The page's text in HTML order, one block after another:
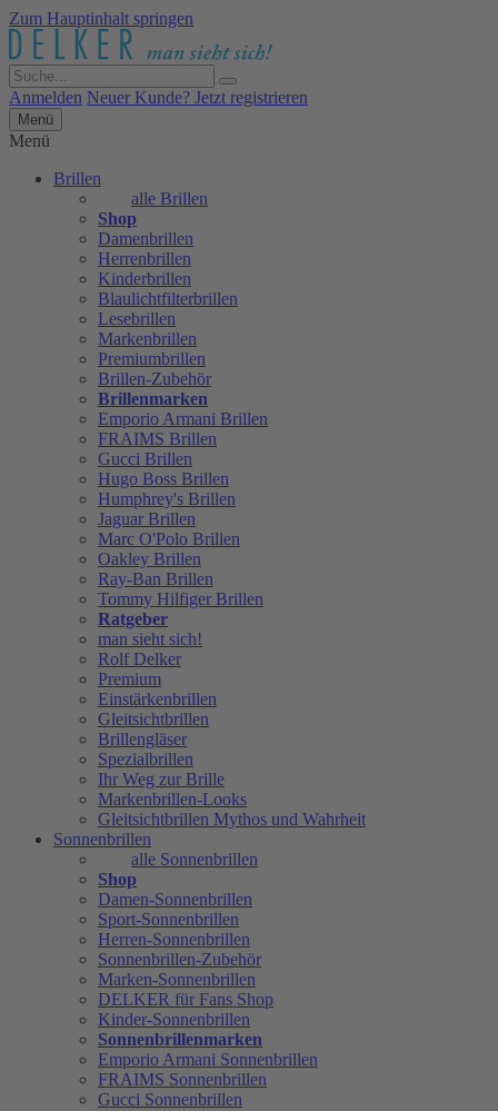
Zum Hauptinhalt springen
Anmelden Neuer Kunde? Jetzt registrieren
Menü
Menü
Brillen
alle Brillen
Shop
Damenbrillen
Herrenbrillen
Kinderbrillen
Blaulichtfilterbrillen
Lesebrillen
Markenbrillen
Premiumbrillen
Brillen-Zubehör
Brillenmarken
Emporio Armani Brillen
FRAIMS Brillen
Gucci Brillen
Hugo Boss Brillen
Humphrey's Brillen
Jaguar Brillen
Marc O'Polo Brillen
Oakley Brillen
Ray-Ban Brillen
Tommy Hilfiger Brillen
Ratgeber
man sieht sich!
Rolf Delker
Premium
Einstärkenbrillen
Gleitsichtbrillen
Brillengläser
Spezialbrillen
Ihr Weg zur Brille
Markenbrillen-Looks
Gleitsichtbrillen Mythos und Wahrheit
Sonnenbrillen
alle Sonnenbrillen
Shop
Damen-Sonnenbrillen
Sport-Sonnenbrillen
Herren-Sonnenbrillen
Sonnenbrillen-Zubehör
Marken-Sonnenbrillen
DELKER für Fans Shop
Kinder-Sonnenbrillen
Sonnenbrillenmarken
Emporio Armani Sonnenbrillen
FRAIMS Sonnenbrillen
Gucci Sonnenbrillen